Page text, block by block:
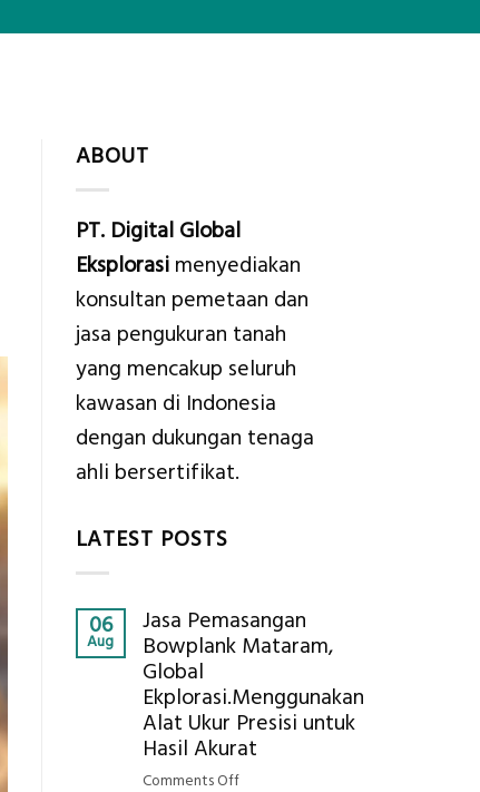
ABOUT
PT. Digital Global
Eksplorasimenyediakan
konsultan pemetaan dan
jasa pengukuran tanah
yang mencakup seluruh
kawasan di Indonesia
dengan dukungan tenaga
ahli bersertifikat.
LATEST POSTS
06
Aug
Jasa Pemasangan
Bowplank Mataram,
Global
Ekplorasi.Menggunakan
Alat Ukur Presisi untuk
Hasil Akurat
Comments Offon